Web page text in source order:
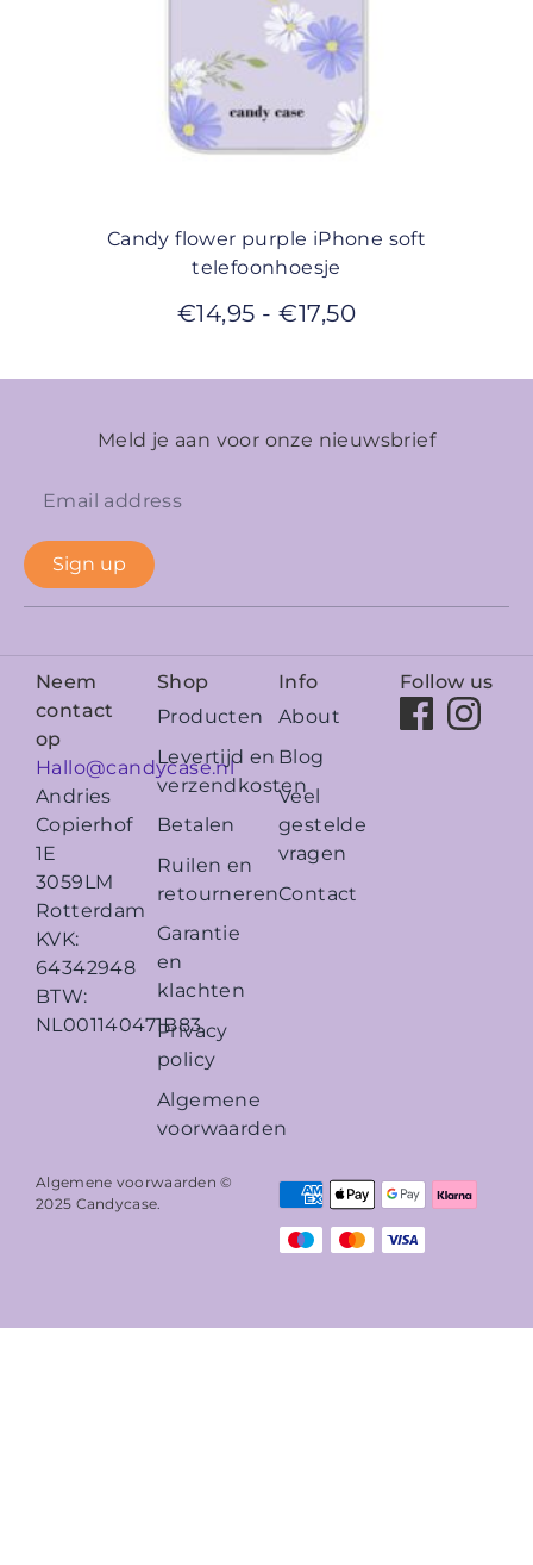
Candy flower purple iPhone soft
telefoonhoesje
€14,95 - €17,50
Meld je aan voor onze nieuwsbrief
Sign up
Neem
contact
op
Hallo@candycase.nl
Andries
Copierhof
1E
3059LM
Rotterdam
KVK:
64342948
BTW:
NL001140471B83
Shop
Producten
Levertijd en
verzendkosten
Betalen
Ruilen en
retourneren
Garantie
en
klachten
Privacy
policy
Algemene
voorwaarden
Info
About
Blog
Veel
gestelde
vragen
Contact
Follow us
Algemene voorwaarden ©
2025 Candycase.